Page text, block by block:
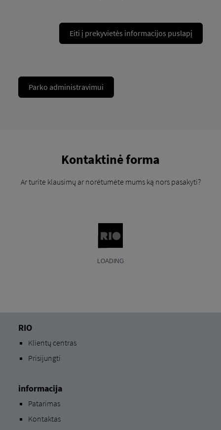
Eiti į prekyvietės informacijos puslapį
Parko administravimui
Kontaktinė forma
Ar turite klausimų ar norėtumėte mums ką nors pasakyti?
RIO
Klientų centras
Prisijungti
informacija
Patarimas
Kontaktas